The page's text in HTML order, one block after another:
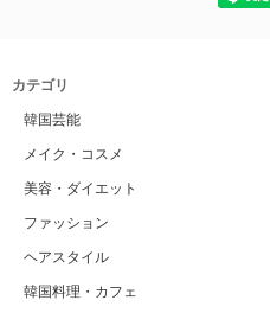
カテゴリ
韓国芸能
メイク・コスメ
美容・ダイエット
ファッション
ヘアスタイル
韓国料理・カフェ